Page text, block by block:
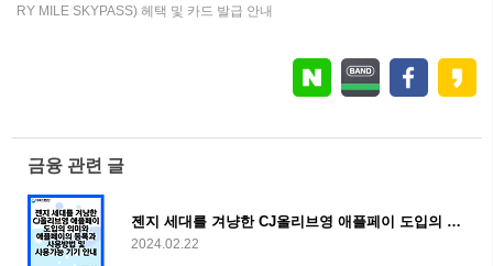
RY MILE SKYPASS) 헤택 및 카드 발급 안내
금융 관련 글
젠지 세대를 겨냥한 CJ올리브영 애플페이 도입의 의미와 애플페이의 등록과 사용방법 및 사용가능 기기 안내
2024.02.22